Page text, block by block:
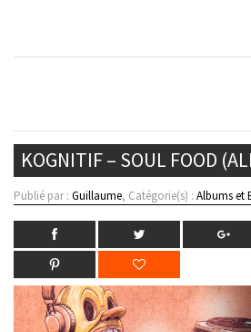
KOGNITIF – SOUL FOOD
Publié par : Guillaume, Catégorie(s) : Albums et